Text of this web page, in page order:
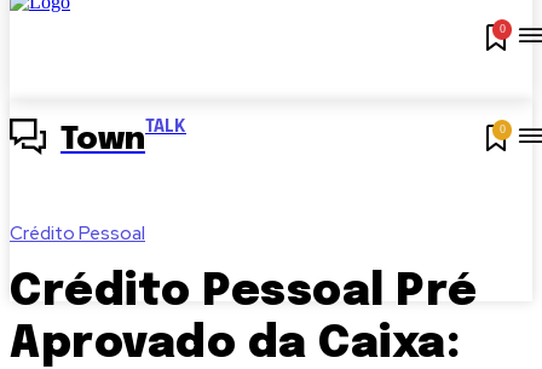
0
Town TALK 0
Crédito Pessoal
Crédito Pessoal Pré
Aprovado da Caixa: